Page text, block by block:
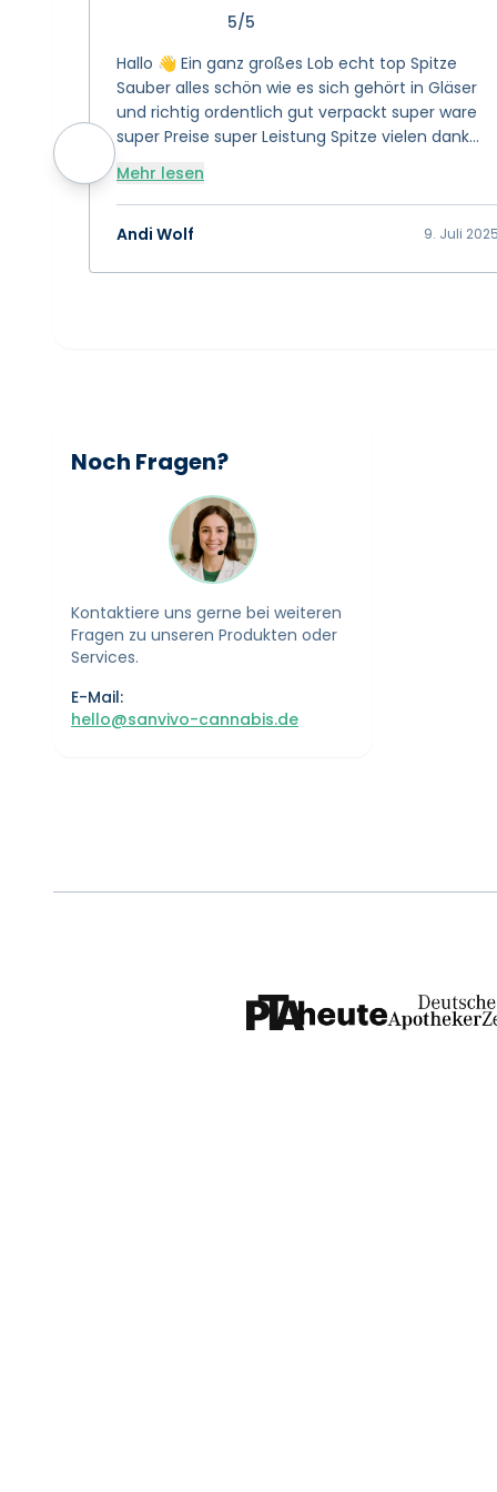
5/5
Hallo 👋 Ein ganz großes Lob echt top Spitze
Sauber alles schön wie es sich gehört in Gläser
und richtig ordentlich gut verpackt super ware
super Preise super Leistung Spitze vielen dank
das euch gibt 👍 Bewertung 15/10 👍👍👍
Mehr lesen
Andi Wolf 9. Juli
Noch Fragen?
Kontaktiere uns gerne bei weiteren
Fragen zu unseren Produkten oder
Services.
E-Mail:
hello@sanvivo-cannabis.de